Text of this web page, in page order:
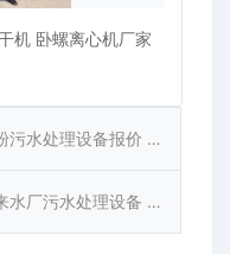
机 卧螺离心机厂家
淀粉污水处理设备报价 卧螺离心机 厂家直发[LWJ]
自来水厂污水处理设备 固液分离机 卧螺离心机厂家[LWJ型]